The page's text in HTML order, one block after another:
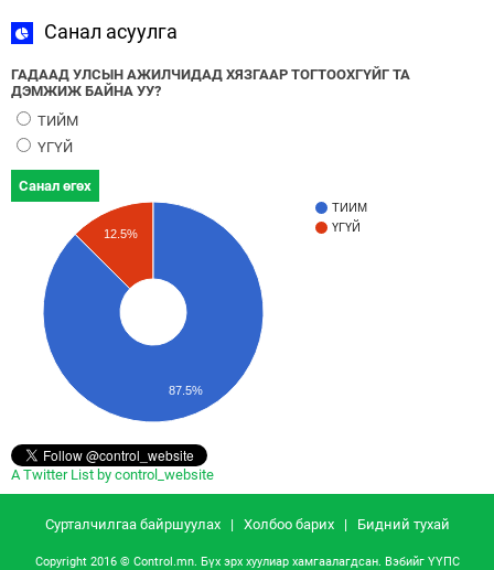
Санал асуулга
ГАДААД УЛСЫН АЖИЛЧИДАД ХЯЗГААР ТОГТООХГҮЙГ ТА
ДЭМЖИЖ БАЙНА УУ?
ТИЙМ
ҮГҮЙ
Санал өгөх
ТИЙМ
ҮГҮЙ
12.5%
87.5%
A Twitter List by control_website
Сурталчилгаа байршуулах| Холбоо барих| Бидний тухай
Copyright 2016 © Control.mn. Бүх эрх хуулиар хамгаалагдсан. Вэбийг ҮҮПС